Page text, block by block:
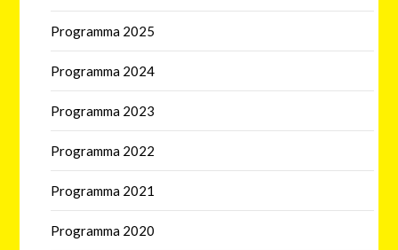
Programma 2025
Programma 2024
Programma 2023
Programma 2022
Programma 2021
Programma 2020